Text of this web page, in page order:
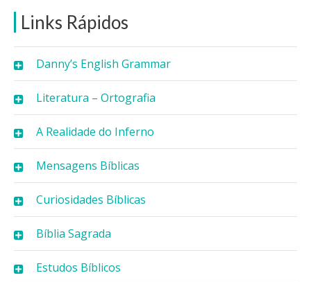
Links Rápidos
Danny’s English Grammar
Literatura – Ortografia
A Realidade do Inferno
Mensagens Bíblicas
Curiosidades Bíblicas
Bíblia Sagrada
Estudos Bíblicos